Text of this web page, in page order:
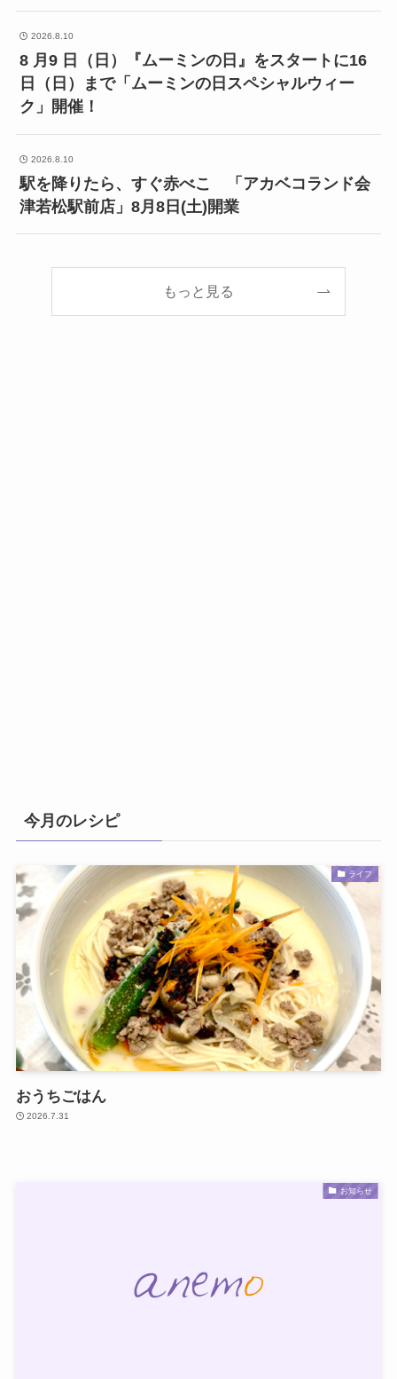
2026.8.10
8 月9 日（日）『ムーミンの日』をスタートに16
日（日）まで「ムーミンの日スペシャルウィー
ク」開催！
2026.8.10
駅を降りたら、すぐ赤べこ 「アカベコランド会
津若松駅前店」8月8日(土)開業
もっと見る
今月のレシピ
ライフ
おうちごはん
2026.7.31
お知らせ